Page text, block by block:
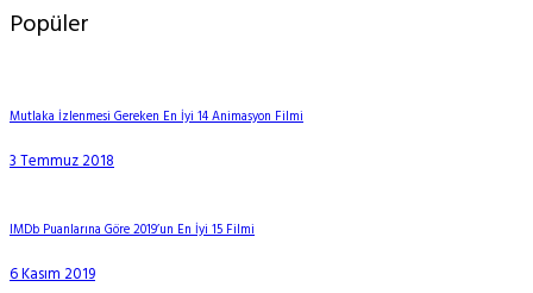
Popüler
Mutlaka İzlenmesi Gereken En İyi 14 Animasyon Filmi
3 Temmuz 2018
IMDb Puanlarına Göre 2019’un En İyi 15 Filmi
6 Kasım 2019